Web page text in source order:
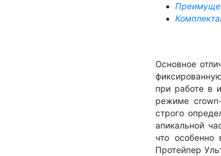
Основное
при работе в
режиме
строго
апикальной
что особенно
Протейпер